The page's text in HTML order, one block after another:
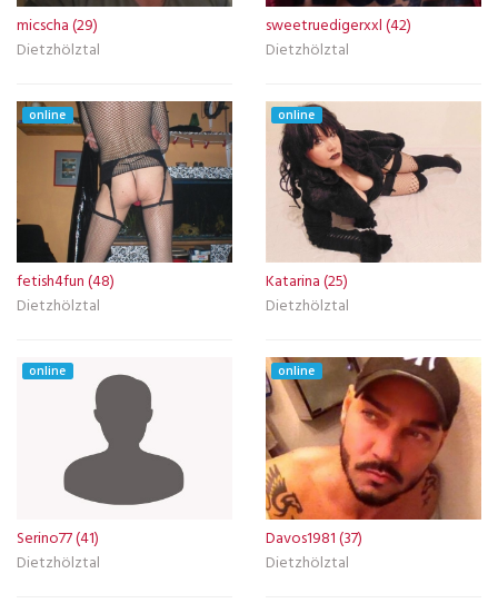
micscha (29)
Dietzhölztal
sweetruedigerxxl (42)
Dietzhölztal
online
fetish4fun (48)
Dietzhölztal
online
Katarina (25)
Dietzhölztal
online
Serino77 (41)
Dietzhölztal
online
Davos1981 (37)
Dietzhölztal